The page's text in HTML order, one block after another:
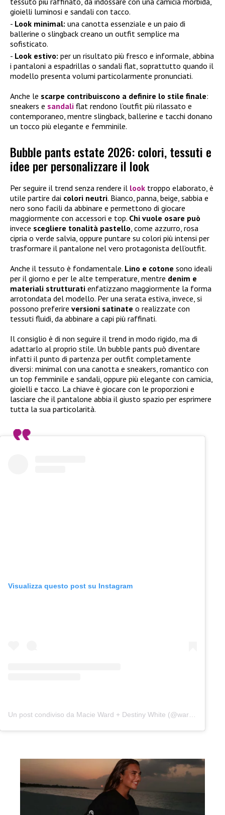
gioielli luminosi e sandali con tacco.
Look minimal: una canotta essenziale e un paio di
ballerine o slingback creano un outfit semplice ma
sofisticato.
Look estivo: per un risultato più fresco e informale, abbina
i pantaloni a espadrillas o sandali flat, soprattutto quando il
modello presenta volumi particolarmente pronunciati.
Anche le scarpe contribuiscono a definire lo stile finale:
sneakers e sandali flat rendono l’outfit più rilassato e
contemporaneo, mentre slingback, ballerine e tacchi donano
un tocco più elegante e femminile.
Bubble pants estate 2026: colori, tessuti e
idee per personalizzare il look
Per seguire il trend senza rendere il look troppo elaborato, è
utile partire dai colori neutri. Bianco, panna, beige, sabbia e
nero sono facili da abbinare e permettono di giocare
maggiormente con accessori e top. Chi vuole osare può
invece scegliere tonalità pastello , come azzurro, rosa
cipria o verde salvia, oppure puntare su colori più intensi per
trasformare il pantalone nel vero protagonista dell’outfit.
Anche il tessuto è fondamentale. Lino e cotone sono ideali
per il giorno e per le alte temperature, mentre denim e
materiali strutturati enfatizzano maggiormente la forma
arrotondata del modello. Per una serata estiva, invece, si
possono preferire versioni satinate o realizzate con
tessuti fluidi, da abbinare a capi più raffinati.
Il consiglio è di non seguire il trend in modo rigido, ma di
adattarlo al proprio stile. Un bubble pants può diventare
infatti il punto di partenza per outfit completamente
diversi: minimal con una canotta e sneakers, romantico con
un top femminile e sandali, oppure più elegante con camicia,
gioielli e tacco. La chiave è giocare con le proporzioni e
lasciare che il pantalone abbia il giusto spazio per esprimere
tutta la sua particolarità.
Visualizza questo post su Instagram